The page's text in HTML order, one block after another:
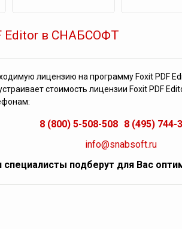
Editor в СНАБСОФТ
лицензию на программу Foxit PDF
стоимость лицензии Foxit PDF
8 (800) 5-508-508 8 (495) 744-
info@snabsoft.ru
специалисты подберут для Вас